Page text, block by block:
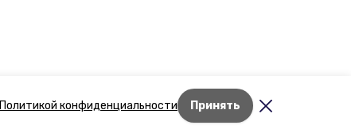
Политикой конфиденциальности Принять
Лента новостей